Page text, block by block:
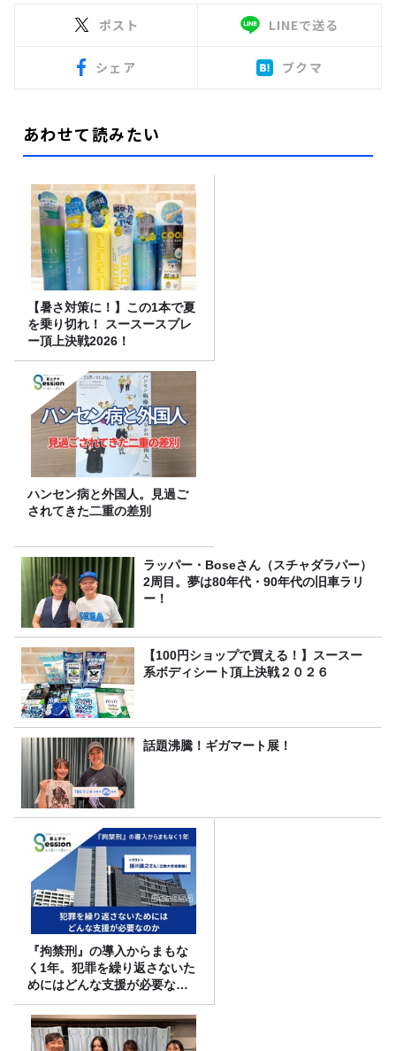
ポスト LINEで送る
シェア ブクマ
あわせて読みたい
【暑さ対策に！】この1本で夏
を乗り切れ！ スースースプレ
ー頂上決戦2026！
ハンセン病と外国人。見過ご
されてきた二重の差別
ラッパー・Boseさん（スチャダラパー）
2周目。夢は80年代・90年代の旧車ラリ
ー！
【100円ショップで買える！】スースー
系ボディシート頂上決戦２０２６
話題沸騰！ギガマート展！
『拘禁刑』の導入からまもな
く1年。犯罪を繰り返さないた
めにはどんな支援が必要なの
か